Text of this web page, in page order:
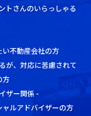
トさんのいらっしゃる
い不動産会社の方
が、対応に苦慮されて
方
ザー関係 -
ャルアドバイザーの方